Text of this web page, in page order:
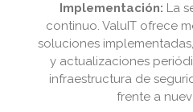
Implementación: La
continuo. ValuIT ofrece
soluciones
y actualizaciones
infraestructura de
frente a